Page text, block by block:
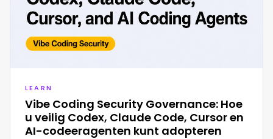
escan, pma, EKanalyzer, SCADA IDS, and
more.
LEARN
Vibe Coding Security Governance: Hoe
u veilig Codex, Claude Code, Cursor en
AI-codeeragenten kunt adopteren